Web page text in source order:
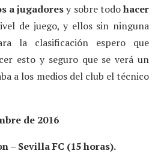
a jugadoresy sobre todohacer
de juego, y ellos sin ninguna
la clasificación espero que
esto y seguro que se verá un
a los medios del club el técnico
de 2016
– Sevilla FC (15 horas).